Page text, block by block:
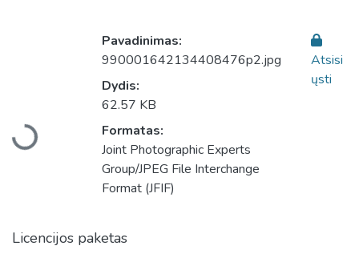
Įkeliama...
Pavadinimas:
990001642134408476p2.jpg
Dydis:
62.57 KB
Formatas:
Joint Photographic Experts
Group/JPEG File Interchange
Format (JFIF)
Atsisi
ųsti
Licencijos paketas